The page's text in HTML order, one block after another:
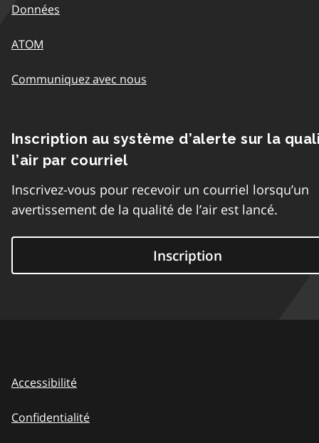
Données
ATOM
Communiquez avec nous
Inscription au système d’alerte sur la
l’air par courriel
Inscrivez-vous pour recevoir un courriel lorsqu’un
avertissement de la qualité de l’air est lancé.
Inscription
Accessibilité
Confidentialité